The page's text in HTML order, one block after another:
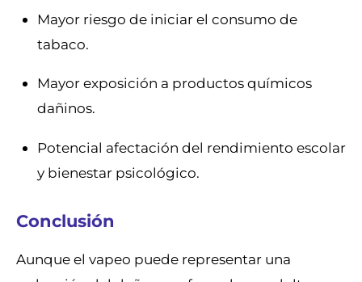
Mayor riesgo de iniciar el consumo de
tabaco.
Mayor exposición a productos químicos
dañinos.
Potencial afectación del rendimiento escolar
y bienestar psicológico.
Conclusión
Aunque el vapeo puede representar una